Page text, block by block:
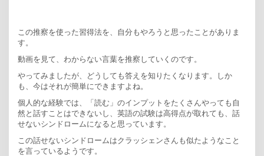
この推察を使った習得法を、自分もやろうと思ったことがありま
す。
動画を見て、わからない言葉を推察していくのです。
やってみましたが、どうしても答えを知りたくなります。しか
も、今はそれが簡単にできますよね。
個人的な経験では、「読む」のインプットをたくさんやっても自
然と話すことはできないし、英語の試験は高得点が取れても、話
せないシンドロームになると思っています。
この話せないシンドロームはクラッシェンさんも似たようなこと
を言っているようです。